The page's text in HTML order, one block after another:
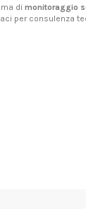
di monitoraggio
per consulenza